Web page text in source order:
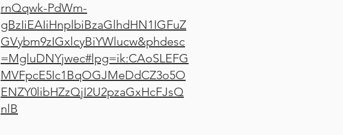
rnQqwk-PdWm-
gBzIiEAIiHnplbiBzaGlhdHN1IGFuZ
GVybm9zIGxlcyBiYWlucw&phdesc
=MgluDNYjwec#lpg=ik:CAoSLEFG
MVFpcE5Ic1BqOGJMeDdCZ3o5O
ENZY0libHZzQjI2U2pzaGxHcFJsQ
nlB